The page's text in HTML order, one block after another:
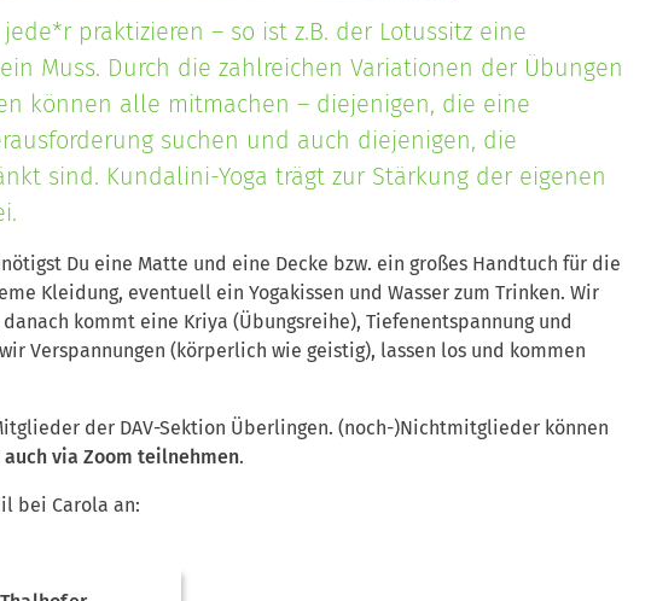
praktizieren – so ist z.B. der Lotussitz eine
Muss. Durch die zahlreichen Variationen der Übungen
können alle mitmachen – diejenigen, die eine
suchen und auch diejenigen, die
sind. Kundalini-Yoga trägt zur Stärkung der eigenen
Du eine Matte und eine Decke bzw. ein großes Handtuch für die
Kleidung, eventuell ein Yogakissen und Wasser zum Trinken. Wir
kommt eine Kriya (Übungsreihe), Tiefenentspannung und
Verspannungen (körperlich wie geistig), lassen los und kommen
der DAV-Sektion Überlingen. (noch-)Nichtmitglieder können
auch via Zoom teilnehmen.
bei Carola an: